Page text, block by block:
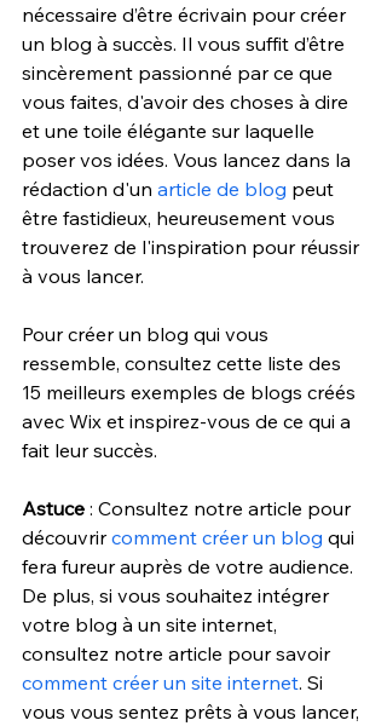
nécessaire d’être écrivain pour créer
un blog à succès. Il vous suffit d’être
sincèrement passionné par ce que
vous faites, d'avoir des choses à dire
et une toile élégante sur laquelle
poser vos idées. Vous lancez dans la
rédaction d'un article de blog peut
être fastidieux, heureusement vous
trouverez de l'inspiration pour réussir
à vous lancer.
Pour créer un blog qui vous
ressemble, consultez cette liste des
15 meilleurs exemples de blogs créés
avec Wix et inspirez-vous de ce qui a
fait leur succès.
Astuce : Consultez notre article pour
découvrir comment créer un blog qui
fera fureur auprès de votre audience.
De plus, si vous souhaitez intégrer
votre blog à un site internet,
consultez notre article pour savoir
comment créer un site internet. Si
vous vous sentez prêts à vous lancer,